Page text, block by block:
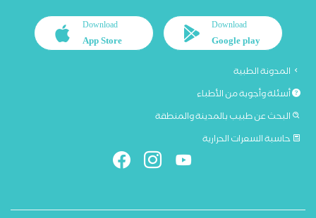
Download
Google play
Download
App Store
المدونة الطبية
أسئلة وأجوبة من الأطباء
البحث عن طبيب بالمدينة والمنطقة
حاسبة السعرات الحرارية